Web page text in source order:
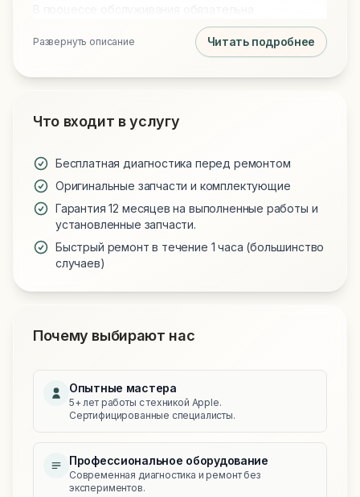
профессиональная чистка от пыли и замена
термопасты на Arctic MX-4 или MX-6 для
проверенные запчасти и предоставляем гарантию
Развернуть описание Читать подробнее
Что входит в услугу
Бесплатная диагностика перед ремонтом
Оригинальные запчасти и комплектующие
Гарантия 12 месяцев на выполненные работы и
установленные запчасти.
Быстрый ремонт в течение 1 часа (большинство
случаев)
Почему выбирают нас
Опытные мастера
5+ лет работы с техникой Apple.
Сертифицированные специалисты.
Профессиональное оборудование
Современная диагностика и ремонт без
экспериментов.